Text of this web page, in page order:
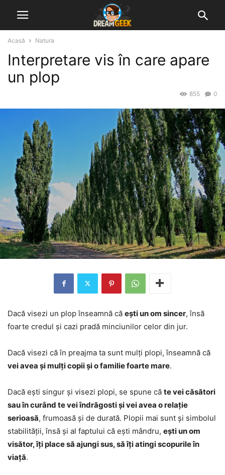
Acasă Natura
Interpretare vis în care apare
un plop
0
855
Dacă visezi un plop înseamnă că ești un om sincer, însă
foarte credul și cazi pradă minciunilor celor din jur.
Dacă visezi că în preajma ta sunt mulți plopi, înseamnă că
vei avea și mulți copii și o familie foarte mare.
Dacă ești singur și visezi plopi, se spune că te vei căsători
sau în curând te vei îndrăgosti și vei avea o relație
serioasă, frumoasă și de durată. Plopii mai sunt și simbolul
stabilității, însă și al faptului că ești mândru, ești un om
visător, îți place să ajungi sus, să îți atingi scopurile în
viață.